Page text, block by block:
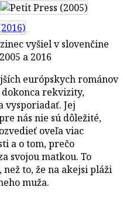
vyšiel v slovenčine
a 2016
európskych románov
rekvizity,
vysporiadať. Jej
nás nie sú dôležité,
oveľa viac
a o tom, prečo
svojou matkou. To
, než to, že na akejsi pláži
muža.